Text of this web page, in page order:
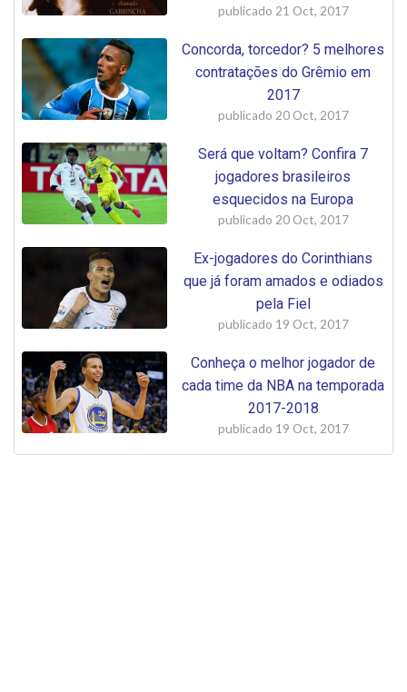
publicado 21 Oct, 2017
Concorda, torcedor? 5 melhores
contratações do Grêmio em
2017
publicado 20 Oct, 2017
Será que voltam? Confira 7
jogadores brasileiros
esquecidos na Europa
publicado 20 Oct, 2017
Ex-jogadores do Corinthians
que já foram amados e odiados
pela Fiel
publicado 19 Oct, 2017
Conheça o melhor jogador de
cada time da NBA na temporada
2017-2018
publicado 19 Oct, 2017